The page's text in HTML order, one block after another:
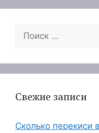
Поиск:
Свежие записи
Сколько перекиси